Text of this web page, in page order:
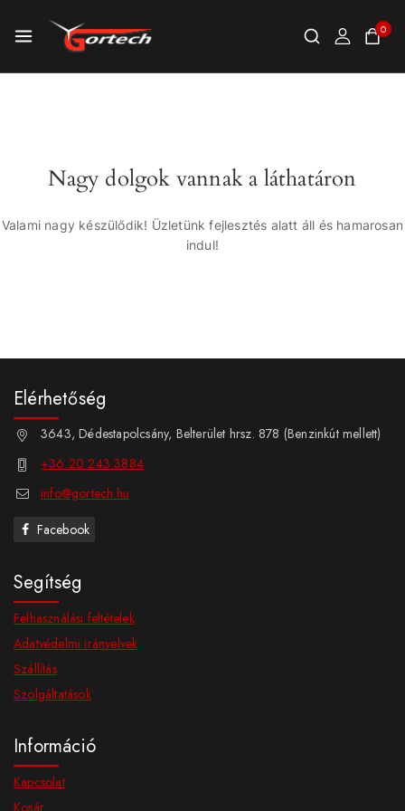
0
Nagy dolgok vannak a láthatáron
Valami nagy készülődik! Üzletünk fejlesztés alatt áll és hamarosan
indul!
Elérhetőség
3643, Dédestapolcsány, Belterület hrsz. 878 (Benzinkút mellett)
+36 20 243 3884
info@gortech.hu
Facebook
Segítség
Felhasználási feltételek
Adatvédelmi irányelvek
Szállítás
Szolgáltatások
Információ
Kapcsolat